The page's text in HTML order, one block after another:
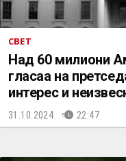
СВЕТ
Над 60 милиони
гласаа на
интерес и
31.10.2024. 22:47